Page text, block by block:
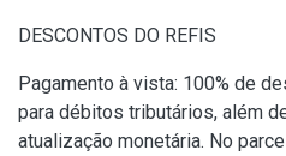
DESCONTOS DO REFIS
Pagamento à vista: 100% de
para débitos tributários, além
atualização monetária. No